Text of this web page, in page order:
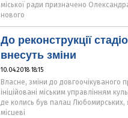
міської ради призначено
нового
До реконструкції
внесуть зміни
10.04.2018 18:15
Власне, зміни до довгоочікуваного
ініційовані міським управлінням
де колись був палац Любомирських,
місцеві